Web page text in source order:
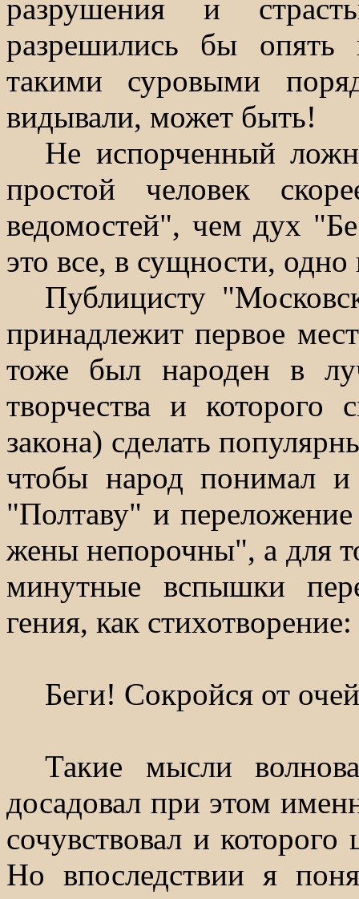
разрушения и
разрешились бы опять
такими суровыми
видывали, может быть!
Не испорченный
простой человек
ведомостей", чем дух
это все, в сущности,
Публицисту
принадлежит первое
тоже был народен в
творчества и которого
закона) сделать
чтобы народ понимал и
"Полтаву" и
жены непорочны", а для
минутные вспышки
гения, как стихотворение:
Беги! Сокройся от
Такие мысли
досадовал при этом
сочувствовал и
Но впоследствии я